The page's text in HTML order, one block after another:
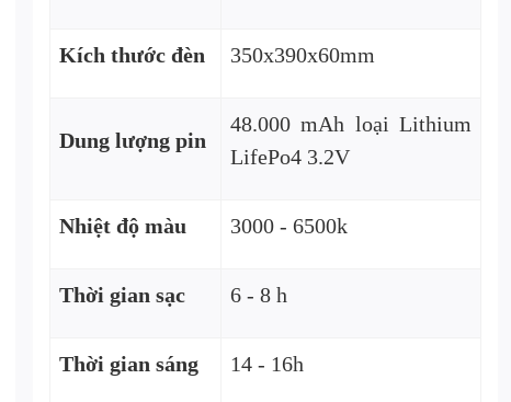
Kích thước đèn 350x390x60mm
Dung lượng pin
48.000 mAh loại Lithium
LifePo4 3.2V
Nhiệt độ màu 3000 - 6500k
Thời gian sạc 6 - 8 h
Thời gian sáng 14 - 16h